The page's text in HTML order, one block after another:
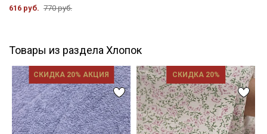
616 руб. 770 руб.
Товары из раздела Хлопок
СКИДКА 20% АКЦИЯ СКИДКА 20%